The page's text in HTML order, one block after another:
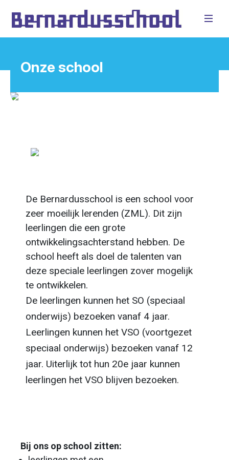
Onze school
De Bernardusschool is een school voor
zeer moeilijk lerenden (ZML). Dit zijn
leerlingen die een grote
ontwikkelingsachterstand hebben. De
school heeft als doel de talenten van
deze speciale leerlingen zover mogelijk
te ontwikkelen.
De leerlingen kunnen het SO (speciaal
onderwijs) bezoeken vanaf 4 jaar.
Leerlingen kunnen het VSO (voortgezet
speciaal onderwijs) bezoeken vanaf 12
jaar. Uiterlijk tot hun 20e jaar kunnen
leerlingen het VSO blijven bezoeken.
Bij ons op school zitten: